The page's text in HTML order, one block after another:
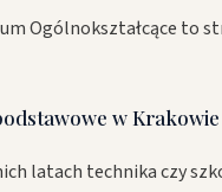
Ogólnokształcące to
w Krakowie
latach technika czy